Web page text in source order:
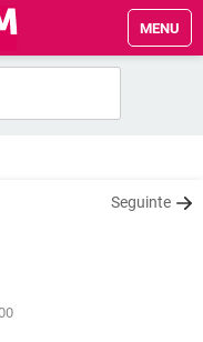
MENU
Seguinte